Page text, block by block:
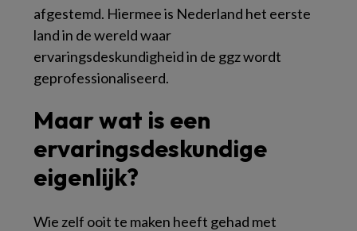
afgestemd. Hiermee is Nederland het eerste
land in de wereld waar
ervaringsdeskundigheid in de ggz wordt
geprofessionaliseerd.
Maar wat is een
ervaringsdeskundige
eigenlijk?
Wie zelf ooit te maken heeft gehad met